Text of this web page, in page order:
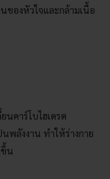
นของหัวใจและกล้ามเนื้อ
นคาร์โบไฮเดรต
พลังงาน ทำให้ร่างกาย
ขึ้น